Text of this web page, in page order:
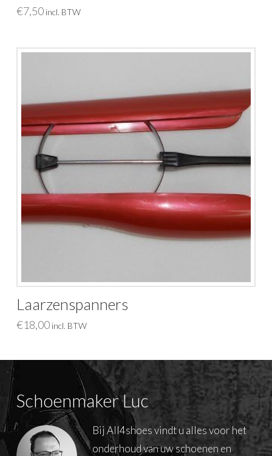
€7,50 incl. BTW
Laarzenspanners
€18,00 incl. BTW
Schoenmaker Luc
Bij All4shoes vindt u alles voor het
onderhoud van uw schoenen en